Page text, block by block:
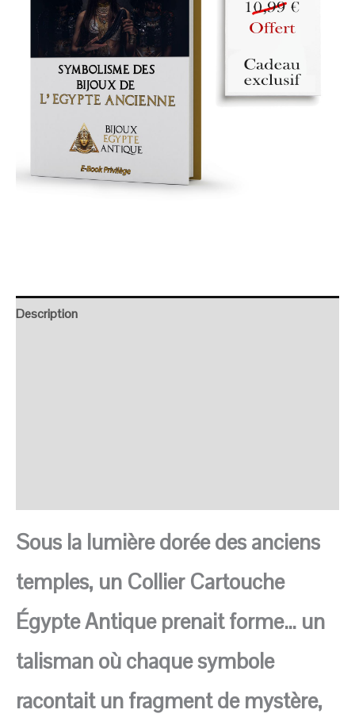
Description
Sous la lumière dorée des anciens
temples, un Collier Cartouche
Égypte Antique prenait forme… un
talisman où chaque symbole
racontait un fragment de mystère,